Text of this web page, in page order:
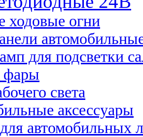
ходовые огни
для подсветки
фары
света
аксессуары
автомобильных